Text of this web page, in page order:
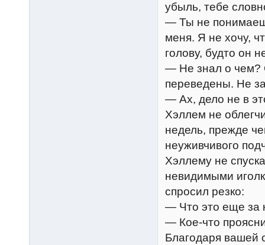
убыль, тебе
— Ты не
меня. Я не хочу,
голову, будто он
— Не знал о чем?
переведены. Не
— Ах, дело не в
Хэллем не
недель, прежде
неуживчивого
Хэллему не
невидимыми
спросил резко:
— Что это еще за
— Кое-что
Благодаря вашей